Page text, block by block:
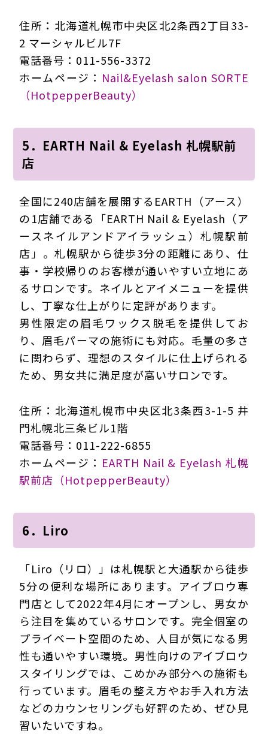
住所：北海道札幌市中央区北2条西2丁目33-
2 マーシャルビル7F
電話番号：011-556-3372
ホームページ： Nail&Eyelash salon SORTE
（HotpepperBeauty）
5．EARTH Nail & Eyelash 札幌駅前
店
全国に240店舗を展開するEARTH（アース）
の1店舗である「EARTH Nail & Eyelash（ア
ースネイルアンドアイラッシュ）札幌駅前
店」。札幌駅から徒歩3分の距離にあり、仕
事・学校帰りのお客様が通いやすい立地にあ
るサロンです。ネイルとアイメニューを提供
し、丁寧な仕上がりに定評があります。
男性限定の眉毛ワックス脱毛を提供してお
り、眉毛パーマの施術にも対応。毛量の多さ
に関わらず、理想のスタイルに仕上げられる
ため、男女共に満足度が高いサロンです。
住所：北海道札幌市中央区北3条西3-1-5 井
門札幌北三条ビル1階
電話番号：011-222-6855
ホームページ： EARTH Nail & Eyelash 札幌
駅前店（HotpepperBeauty）
6．Liro
「Liro（リロ）」は札幌駅と大通駅から徒歩
5分の便利な場所にあります。アイブロウ専
門店として2022年4月にオープンし、男女か
ら注目を集めているサロンです。完全個室の
プライベート空間のため、人目が気になる男
性も通いやすい環境。男性向けのアイブロウ
スタイリングでは、こめかみ部分への施術も
行っています。眉毛の整え方やお手入れ方法
などのカウンセリングも好評のため、ぜひ見
習いたいですね。